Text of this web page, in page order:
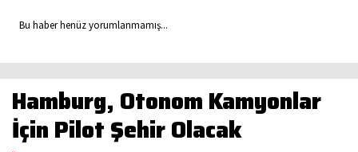
Bu haber henüz yorumlanmamış...
Hamburg, Otonom Kamyonlar
İçin Pilot Şehir Olacak